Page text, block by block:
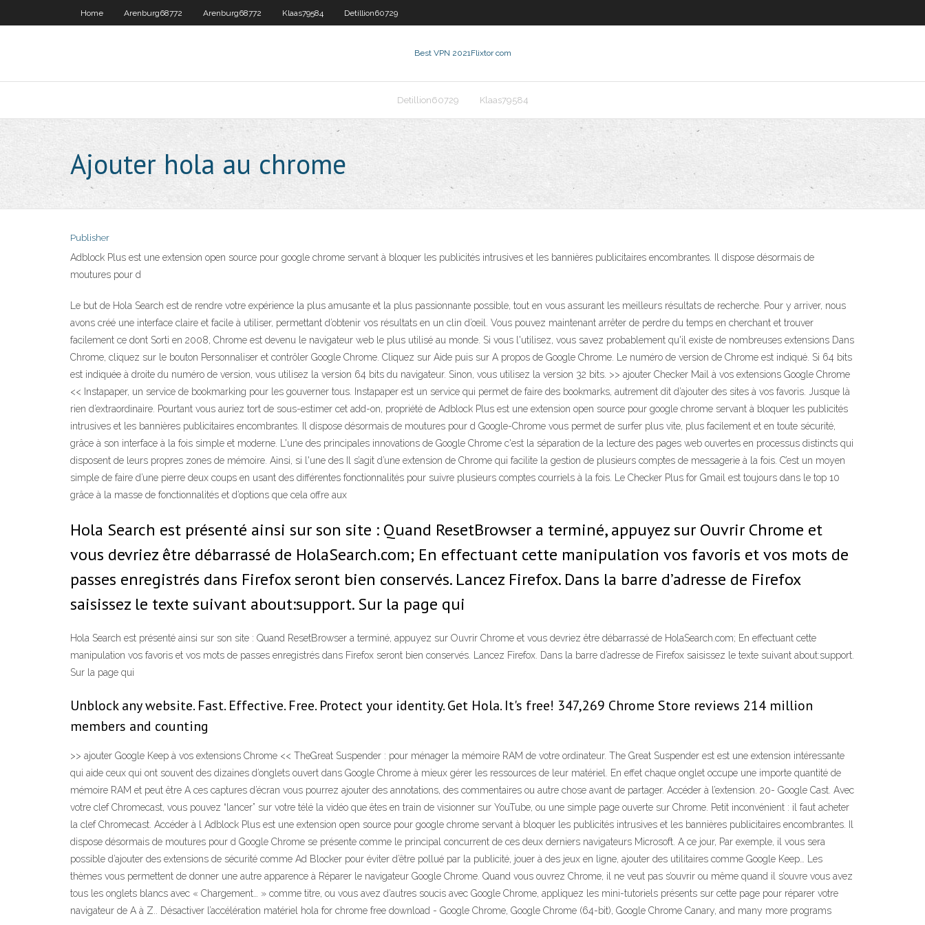
Home Arenburg68772 Arenburg68772 Klaas79584 Detillion60729
Best VPN 2021Flixtor com
Detillion60729 Klaas79584
Ajouter hola au chrome
Publisher
Adblock Plus est une extension open source pour google chrome servant à bloquer les publicités intrusives et les bannières publicitaires encombrantes. Il dispose désormais de
moutures pour d
Le but de Hola Search est de rendre votre expérience la plus amusante et la plus passionnante possible, tout en vous assurant les meilleurs résultats de recherche. Pour y arriver, nous
avons créé une interface claire et facile à utiliser, permettant d’obtenir vos résultats en un clin d’œil. Vous pouvez maintenant arrêter de perdre du temps en cherchant et trouver
facilement ce dont Sorti en 2008, Chrome est devenu le navigateur web le plus utilisé au monde. Si vous l'utilisez, vous savez probablement qu'il existe de nombreuses extensions Dans
Chrome, cliquez sur le bouton Personnaliser et contrôler Google Chrome. Cliquez sur Aide puis sur A propos de Google Chrome. Le numéro de version de Chrome est indiqué. Si 64 bits
est indiquée à droite du numéro de version, vous utilisez la version 64 bits du navigateur. Sinon, vous utilisez la version 32 bits. >> ajouter Checker Mail à vos extensions Google Chrome
<< Instapaper, un service de bookmarking pour les gouverner tous. Instapaper est un service qui permet de faire des bookmarks, autrement dit d’ajouter des sites à vos favoris. Jusque là
rien d’extraordinaire. Pourtant vous auriez tort de sous-estimer cet add-on, propriété de Adblock Plus est une extension open source pour google chrome servant à bloquer les publicités
intrusives et les bannières publicitaires encombrantes. Il dispose désormais de moutures pour d Google-Chrome vous permet de surfer plus vite, plus facilement et en toute sécurité,
grâce à son interface à la fois simple et moderne. L'une des principales innovations de Google Chrome c'est la séparation de la lecture des pages web ouvertes en processus distincts qui
disposent de leurs propres zones de mémoire. Ainsi, si l'une des Il s’agit d’une extension de Chrome qui facilite la gestion de plusieurs comptes de messagerie à la fois. C’est un moyen
simple de faire d’une pierre deux coups en usant des différentes fonctionnalités pour suivre plusieurs comptes courriels à la fois. Le Checker Plus for Gmail est toujours dans le top 10
grâce à la masse de fonctionnalités et d’options que cela offre aux
Hola Search est présenté ainsi sur son site : Quand ResetBrowser a terminé, appuyez sur Ouvrir Chrome et
vous devriez être débarrassé de HolaSearch.com; En effectuant cette manipulation vos favoris et vos mots de
passes enregistrés dans Firefox seront bien conservés. Lancez Firefox. Dans la barre d’adresse de Firefox
saisissez le texte suivant about:support. Sur la page qui
Hola Search est présenté ainsi sur son site : Quand ResetBrowser a terminé, appuyez sur Ouvrir Chrome et vous devriez être débarrassé de HolaSearch.com; En effectuant cette
manipulation vos favoris et vos mots de passes enregistrés dans Firefox seront bien conservés. Lancez Firefox. Dans la barre d’adresse de Firefox saisissez le texte suivant about:support.
Sur la page qui
Unblock any website. Fast. Effective. Free. Protect your identity. Get Hola. It's free! 347,269 Chrome Store reviews 214 million
members and counting
>> ajouter Google Keep à vos extensions Chrome << TheGreat Suspender : pour ménager la mémoire RAM de votre ordinateur. The Great Suspender est est une extension intéressante
qui aide ceux qui ont souvent des dizaines d’onglets ouvert dans Google Chrome à mieux gérer les ressources de leur matériel. En effet chaque onglet occupe une importe quantité de
mémoire RAM et peut être A ces captures d’écran vous pourrez ajouter des annotations, des commentaires ou autre chose avant de partager. Accéder à l’extension. 20- Google Cast. Avec
votre clef Chromecast, vous pouvez “lancer” sur votre télé la vidéo que êtes en train de visionner sur YouTube, ou une simple page ouverte sur Chrome. Petit inconvénient : il faut acheter
la clef Chromecast. Accéder à l Adblock Plus est une extension open source pour google chrome servant à bloquer les publicités intrusives et les bannières publicitaires encombrantes. Il
dispose désormais de moutures pour d Google Chrome se présente comme le principal concurrent de ces deux derniers navigateurs Microsoft. A ce jour, Par exemple, il vous sera
possible d’ajouter des extensions de sécurité comme Ad Blocker pour éviter d’être pollué par la publicité, jouer à des jeux en ligne, ajouter des utilitaires comme Google Keep… Les
thèmes vous permettent de donner une autre apparence à Réparer le navigateur Google Chrome. Quand vous ouvrez Chrome, il ne veut pas s’ouvrir ou même quand il s’ouvre vous avez
tous les onglets blancs avec « Chargement… » comme titre, ou vous avez d’autres soucis avec Google Chrome, appliquez les mini-tutoriels présents sur cette page pour réparer votre
navigateur de A à Z.. Désactiver l’accélération matériel hola for chrome free download - Google Chrome, Google Chrome (64-bit), Google Chrome Canary, and many more programs